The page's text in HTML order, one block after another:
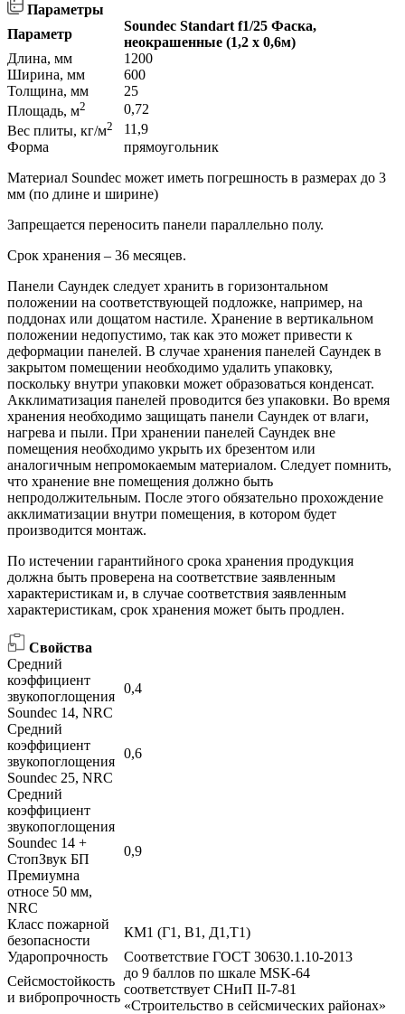
Параметры
Параметр
Soundec Standart f1/25 Фаска,
неокрашенные (1,2 x 0,6м)
Длина, мм
1200
Ширина, мм
600
Толщина, мм
25
Площадь, м2
0,72
Вес плиты, кг/м2
11,9
Форма
прямоугольник
Материал Soundec может иметь погрешность в размерах до 3
мм (по длине и ширине)
Запрещается переносить панели параллельно полу.
Срок хранения – 36 месяцев.
Панели Саундек следует хранить в горизонтальном
положении на соответствующей подложке, например, на
поддонах или дощатом настиле. Хранение в вертикальном
положении недопустимо, так как это может привести к
деформации панелей. В случае хранения панелей Саундек в
закрытом помещении необходимо удалить упаковку,
поскольку внутри упаковки может образоваться конденсат.
Акклиматизация панелей проводится без упаковки. Во время
хранения необходимо защищать панели Саундек от влаги,
нагрева и пыли. При хранении панелей Саундек вне
помещения необходимо укрыть их брезентом или
аналогичным непромокаемым материалом. Следует помнить,
что хранение вне помещения должно быть
непродолжительным. После этого обязательно прохождение
акклиматизации внутри помещения, в котором будет
производится монтаж.
По истечении гарантийного срока хранения продукция
должна быть проверена на соответствие заявленным
характеристикам и, в случае соответствия заявленным
характеристикам, срок хранения может быть продлен.
Свойства
Средний
коэффициент
звукопоглощения
Soundec 14, NRC
0,4
Средний
коэффициент
звукопоглощения
Soundec 25, NRC
0,6
Средний
коэффициент
звукопоглощения
Soundec 14 +
СтопЗвук БП
Премиумна
относе 50 мм,
NRC
0,9
Класс пожарной
безопасности
КМ1 (Г1, В1, Д1,Т1)
Ударопрочность
Соответствие ГОСТ 30630.1.10-2013
Сейсмостойкость
и вибропрочность
до 9 баллов по шкале MSK-64
соответствует СНиП II-7-81
«Строительство в сейсмических районах»